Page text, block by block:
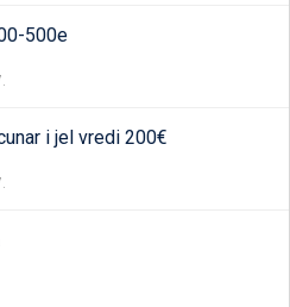
500e
i jel vredi 200€